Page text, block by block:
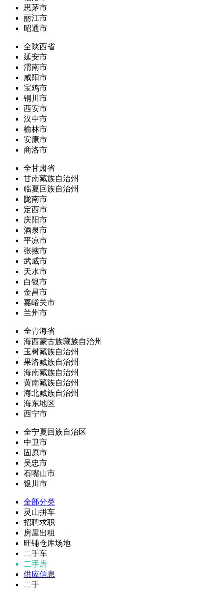
思茅市
丽江市
昭通市
全陕西省
延安市
渭南市
咸阳市
宝鸡市
铜川市
西安市
汉中市
榆林市
安康市
商洛市
全甘肃省
甘南藏族自治州
临夏回族自治州
陇南市
定西市
庆阳市
酒泉市
平凉市
张掖市
武威市
天水市
白银市
金昌市
嘉峪关市
兰州市
全青海省
海西蒙古族藏族自治州
玉树藏族自治州
果洛藏族自治州
海南藏族自治州
黄南藏族自治州
海北藏族自治州
海东地区
西宁市
全宁夏回族自治区
中卫市
固原市
吴忠市
石嘴山市
银川市
全部分类
灵山拼车
招聘求职
房屋出租
旺铺仓库场地
二手车
二手房
供应信息
二手